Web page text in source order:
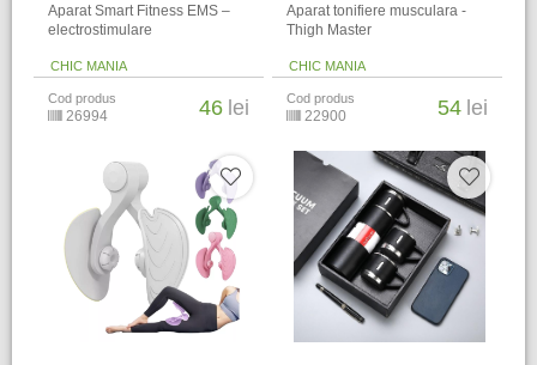
Aparat Smart Fitness EMS –
electrostimulare
CHIC MANIA
Cod produs
26994 46 lei
Aparat tonifiere musculara -
Thigh Master
CHIC MANIA
Cod produs
22900 54 lei